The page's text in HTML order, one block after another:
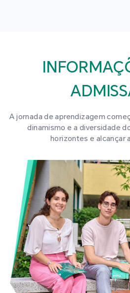
A jornada de aprendizagem
dinamismo e a diversidade
horizontes e alcançar